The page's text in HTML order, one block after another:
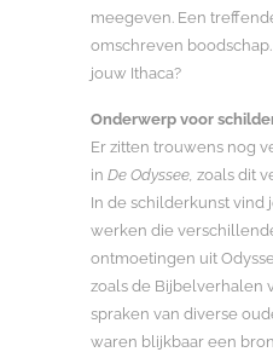
meegeven. Een
omschreven boodschap.
jouw Ithaca?
Onderwerp voor
Er zitten trouwens nog
in De Odyssee, zoals dit
In de schilderkunst vind
werken die
ontmoetingen uit
zoals de Bijbelverhalen
spraken van diverse
waren blijkbaar een